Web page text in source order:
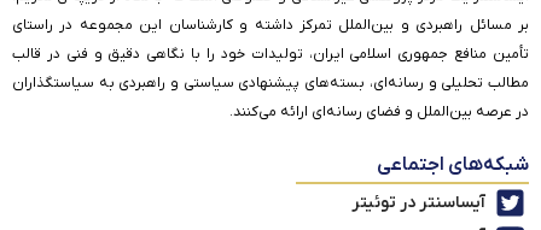
بر مسائل راهبردی و بین‌الملل تمرکز داشته و کارشناسان این مجموعه در راستای
تأمین منافع جمهوری اسلامی ایران، تولیدات خود را با نگاهی دقیق و فنی در قالب
مطالب تحلیلی و رسانه‌ای، بسته‌های پیشنهادی سیاستی و راهبردی به سیاستگذاران
در عرصه بین‌الملل و فضای رسانه‌ای ارائه می‌کنند.
شبکه‌های اجتماعی
آیساسنتر در توئیتر